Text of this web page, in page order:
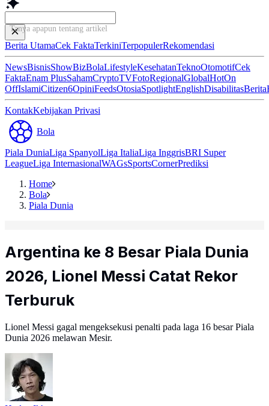
Tanya apapun tentang artikel ini...
Berita UtamaCek FaktaTerkiniTerpopulerRekomendasi
NewsBisnisShowBizBolaLifestyleKesehatanTeknoOtomotifCek
FaktaEnam PlusSahamCryptoTVFotoRegionalGlobalHotOn
OffIslamiCitizen6OpiniFeedsOtosiaSpotlightEnglishDisabilitasBerita
KontakKebijakan Privasi
Bola
Piala DuniaLiga SpanyolLiga ItaliaLiga InggrisBRI Super
LeagueLiga InternasionalWAGsSportsCornerPrediksi
Home
Bola
Piala Dunia
Argentina ke 8 Besar Piala Dunia
2026, Lionel Messi Catat Rekor
Terburuk
Lionel Messi gagal mengeksekusi penalti pada laga 16 besar Piala
Dunia 2026 melawan Mesir.